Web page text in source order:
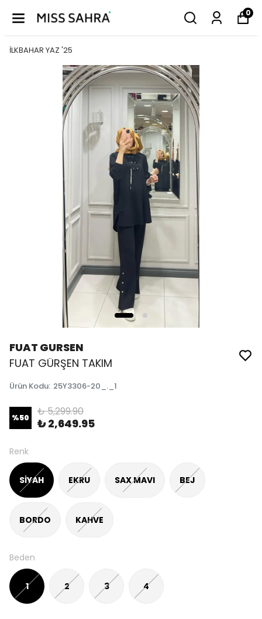
0
İLKBAHAR YAZ '25
FUAT GURSEN
FUAT GÜRŞEN TAKIM
Ürün Kodu: 25Y3306-20_._1
%50 ₺ 5,299.90
₺ 2,649.95
Renk
SİYAH EKRU SAX MAVI BEJ
BORDO KAHVE
Beden
1 2 3 4